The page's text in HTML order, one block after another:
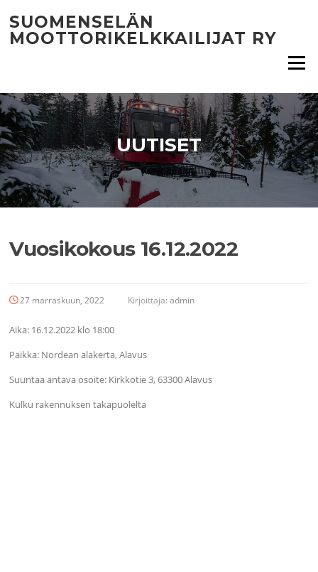
suoraan
sisältöön
SUOMENSELÄN
MOOTTORIKELKKAILIJAT RY
Valikko
UUTISET
Vuosikokous 16.12.2022
27 marraskuun, 2022 Kirjoittaja:admin
Aika: 16.12.2022 klo 18:00
Paikka: Nordean alakerta, Alavus
Suuntaa antava osoite: Kirkkotie 3, 63300 Alavus
Kulku rakennuksen takapuolelta